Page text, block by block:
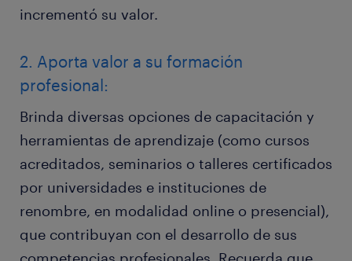
incrementó su valor.
2. Aporta valor a su formación
profesional:
Brinda diversas opciones de capacitación y
herramientas de aprendizaje (como cursos
acreditados, seminarios o talleres certificados
por universidades e instituciones de
renombre, en modalidad online o presencial),
que contribuyan con el desarrollo de sus